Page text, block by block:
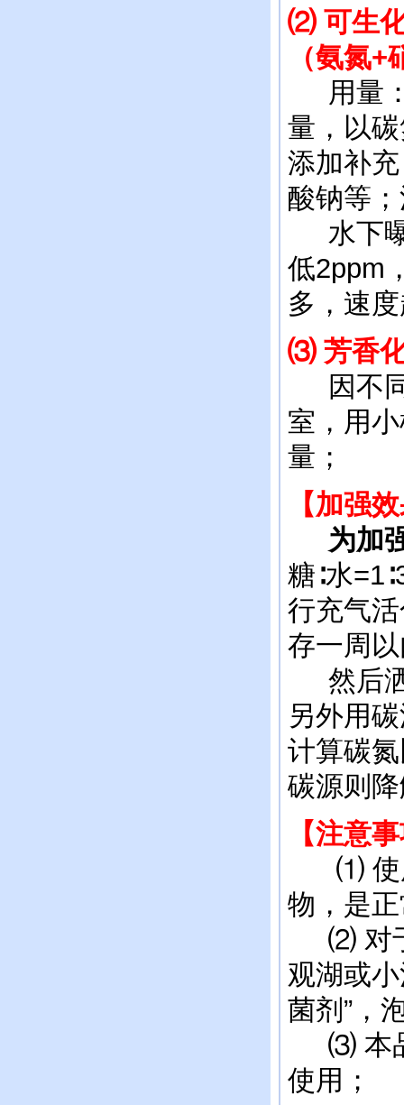
⑵ 可生
（氨氮+
用量：
量，以
添加补
酸钠等
水下曝
低2ppm
多，速
⑶ 芳香
因不同
室，用
量；
【加强
为加强
糖∶水
行充气
存一周
然后洒
另外用
计算碳
碳源则
【注意
⑴ 使用
物，是
⑵ 对于
观湖或
菌剂”，
⑶ 本品
使用；